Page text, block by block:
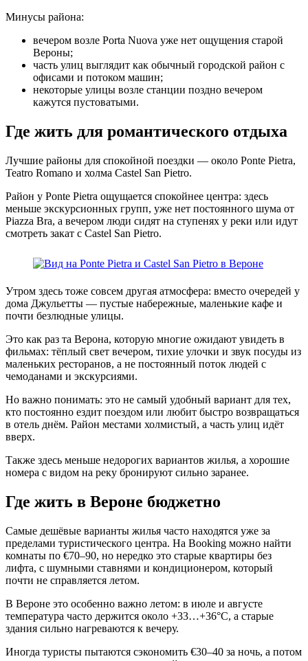
Минусы района:
вечером возле Porta Nuova уже нет ощущения старой
Вероны;
часть улиц выглядит как обычный городской район с
офисами и потоком машин;
некоторые улицы возле станции поздно вечером
кажутся пустоватыми.
Где жить для романтического отдыха
Лучшие районы для спокойной поездки — около Ponte Pietra,
Teatro Romano и холма Castel San Pietro.
Район у Ponte Pietra ощущается спокойнее центра: здесь
меньше экскурсионных групп, уже нет постоянного шума от
Piazza Bra, а вечером люди сидят на ступенях у реки или идут
смотреть закат с Castel San Pietro.
Утром здесь тоже совсем другая атмосфера: вместо очередей у
дома Джульетты — пустые набережные, маленькие кафе и
почти безлюдные улицы.
Это как раз та Верона, которую многие ожидают увидеть в
фильмах: тёплый свет вечером, тихие улочки и звук посуды из
маленьких ресторанов, а не постоянный поток людей с
чемоданами и экскурсиями.
Но важно понимать: это не самый удобный вариант для тех,
кто постоянно ездит поездом или любит быстро возвращаться
в отель днём. Район местами холмистый, а часть улиц идёт
вверх.
Также здесь меньше недорогих вариантов жилья, а хорошие
номера с видом на реку бронируют сильно заранее.
Где жить в Вероне бюджетно
Самые дешёвые варианты жилья часто находятся уже за
пределами туристического центра. На Booking можно найти
комнаты по €70–90, но нередко это старые квартиры без
лифта, с шумными ставнями и кондиционером, который
почти не справляется летом.
В Вероне это особенно важно летом: в июле и августе
температура часто держится около +33…+36°C, а старые
здания сильно нагреваются к вечеру.
Иногда туристы пытаются сэкономить €30–40 за ночь, а потом